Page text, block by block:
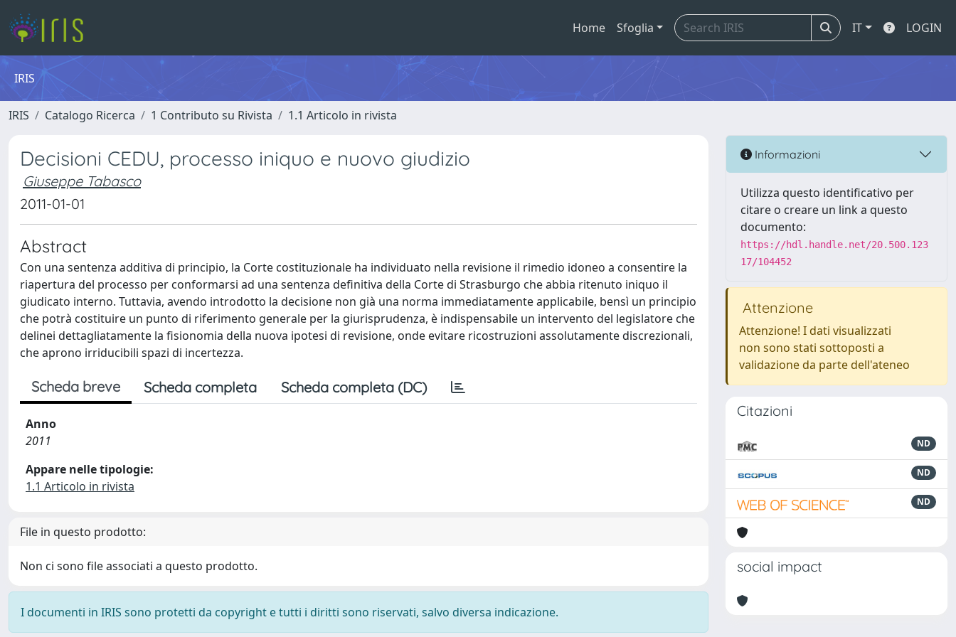
Home Sfoglia IT LOGIN
IRIS
IRIS Catalogo Ricerca 1 Contributo su Rivista 1.1 Articolo in rivista
Decisioni CEDU, processo iniquo e nuovo giudizio
Giuseppe Tabasco
2011-01-01
Abstract
Con una sentenza additiva di principio, la Corte costituzionale ha individuato nella revisione il rimedio idoneo a consentire la
riapertura del processo per conformarsi ad una sentenza definitiva della Corte di Strasburgo che abbia ritenuto iniquo il
giudicato interno. Tuttavia, avendo introdotto la decisione non già una norma immediatamente applicabile, bensì un principio
che potrà costituire un punto di riferimento generale per la giurisprudenza, è indispensabile un intervento del legislatore che
delinei dettagliatamente la fisionomia della nuova ipotesi di revisione, onde evitare ricostruzioni assolutamente discrezionali,
che aprono irriducibili spazi di incertezza.
Scheda breve Scheda completa Scheda completa (DC)
Anno
2011
Appare nelle tipologie:
1.1 Articolo in rivista
File in questo prodotto:
Non ci sono file associati a questo prodotto.
I documenti in IRIS sono protetti da copyright e tutti i diritti sono riservati, salvo diversa indicazione.
Informazioni
Utilizza questo identificativo per
citare o creare un link a questo
documento:
https://hdl.handle.net/20.500.123
17/104452
Attenzione
Attenzione! I dati visualizzati
non sono stati sottoposti a
validazione da parte dell'ateneo
Citazioni
ND
ND
ND
social impact